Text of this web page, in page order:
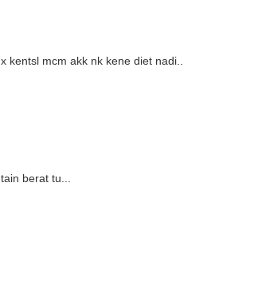
kentsl mcm akk nk kene diet nadi..
berat tu...